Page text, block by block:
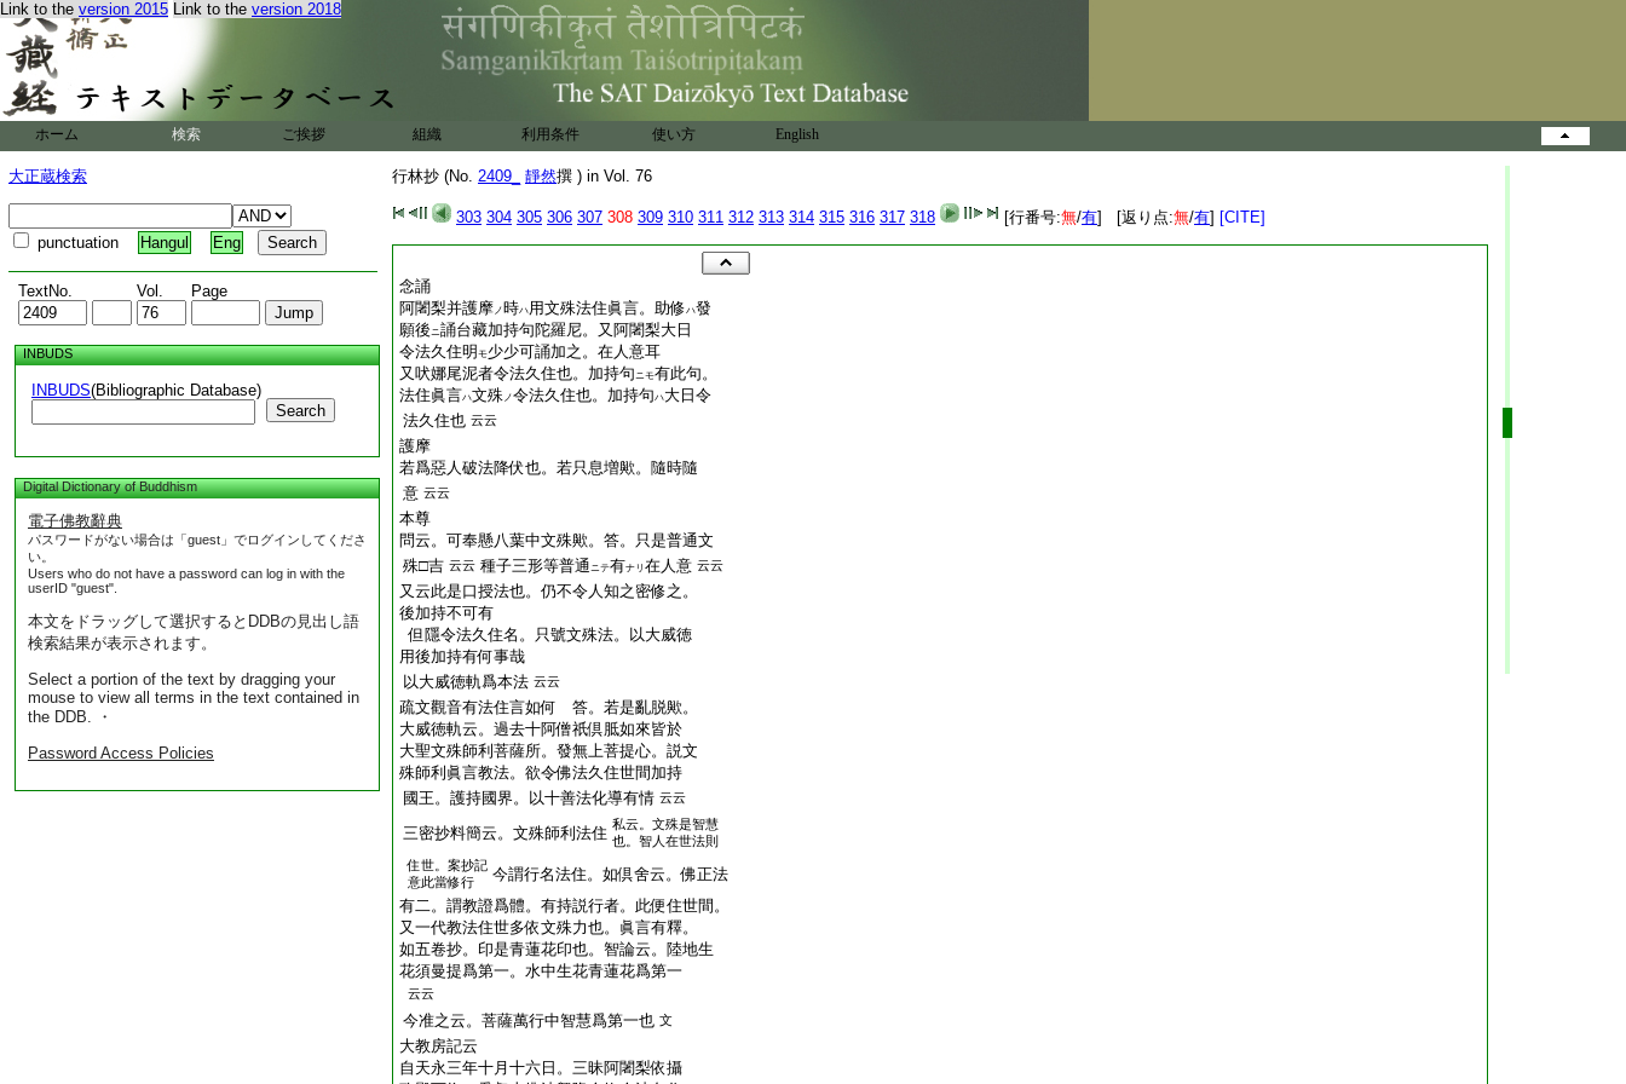
Link to the version 2015 Link to the version 2018
ホーム 検索 ご挨拶 組織 利用条件 使い方 English
大正蔵検索
punctuation Hangul Eng
TextNo. Vol. Page
INBUDS
INBUDS(Bibliographic Database)
Search
Digital Dictionary of Buddhism
電子佛教辭典
パスワードがない場合は「guest」でログインしてくださ
い。
Users who do not have a password can log in with the
userID "guest".
本文をドラッグして選択するとDDBの見出し語
検索結果が表示されます。
Select a portion of the text by dragging your
mouse to view all terms in the text contained in
the DDB. ・
Password Access Policies
行林抄 (No. 2409_ 靜然撰 ) in Vol. 76
303 304 305 306 307 308 309 310 311 312 313 314 315 316 317 318 [行番号:無/有] [返り点:無/有] [CITE]
念誦
阿闍梨并護摩ノ時ハ用文殊法住眞言。助修ハ發
願後ニ誦台藏加持句陀羅尼。又阿闍梨大日
令法久住明 モ少少可誦加之。在人意耳
又吠娜尾泥者令法久住也。加持句ニモ有此句。
法住眞言ハ文殊ノ令法久住也。加持句ハ大日令
法久住也 云云
護摩
若爲惡人破法降伏也。若只息増歟。隨時隨
意 云云
本尊
問云。可奉懸八葉中文殊歟。答。只是普通文
殊□吉 云云 種子三形等普通ニテ有ナリ 在人意 云云
又云此是口授法也。仍不令人知之密修之。
後加持不可有
但隱令法久住名。只號文殊法。以大威徳
用後加持有何事哉
以大威徳軌爲本法 云云
疏文觀音有法住言如何 答。若是亂脱歟。
大威徳軌云。過去十阿僧祇倶胝如來皆於
大聖文殊師利菩薩所。發無上菩提心。説文
殊師利眞言教法。欲令佛法久住世間加持
國王。護持國界。以十善法化導有情 云云
三密抄料簡云。文殊師利法住 私云。文殊是智慧
也。智人在世法則
住世。案抄記
意此當修行
今謂行名法住。如倶舍云。佛正法
有二。謂教證爲體。有持説行者。此便住世間。
又一代教法住世多依文殊力也。眞言有釋。
如五卷抄。印是青蓮花印也。智論云。陸地生
花須曼提爲第一。水中生花青蓮花爲第一
云云
今准之云。菩薩萬行中智慧爲第一也 文
大教房記云
自天永三年十月十六日。三昧阿闍梨依攝